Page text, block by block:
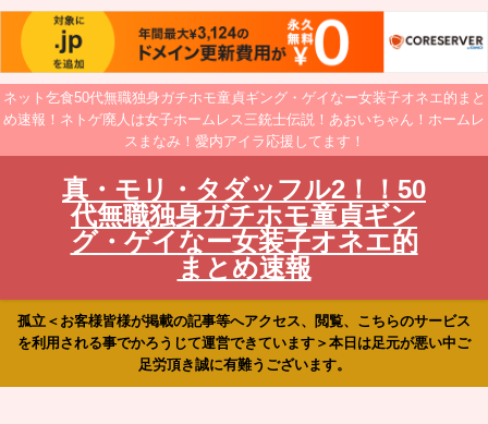
ネット乞食50代無職独身ガチホモ童貞ギング・ゲイなー女装子オネエ的まと
め速報！ネトゲ廃人は女子ホームレス三銃士伝説！あおいちゃん！ホームレ
スまなみ！愛内アイラ応援してます！
真・モリ・タダッフル2！！50
代無職独身ガチホモ童貞ギン
グ・ゲイなー女装子オネエ的
まとめ速報
孤立＜お客様皆様が掲載の記事等へアクセス、閲覧、こちらのサービス
を利用される事でかろうじて運営できています＞本日は足元が悪い中ご
足労頂き誠に有難うございます。